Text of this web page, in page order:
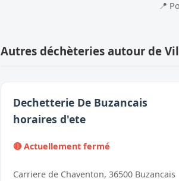
📍
Autres déchèteries autour de
Dechetterie De Buzancais
horaires d'ete
🔴 Actuellement fermé
Carriere de Chaventon, 36500 Buzancais